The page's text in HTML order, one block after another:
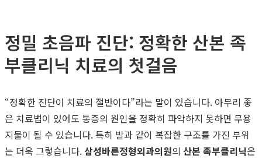
정밀 초음파 진단: 정확한 산본 족
부클리닉 치료의 첫걸음
“정확한 진단이 치료의 절반이다”라는 말이 있습니다. 아무리 좋
은 치료법이 있어도 통증의 원인을 정확히 파악하지 못하면 무용
지물이 될 수 있습니다. 특히 발과 같이 복잡한 구조를 가진 부위
는 더욱 그렇습니다. 삼성바른정형외과의원의 산본 족부클리닉은